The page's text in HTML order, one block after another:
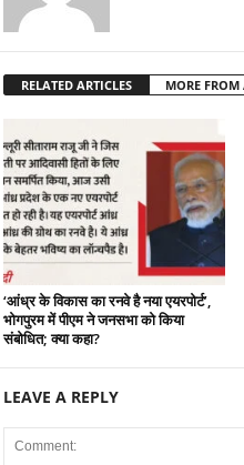
RELATED ARTICLES MORE FROM
‘आंध्र के विकास का रनवे है नया एयरपोर्ट’,
भोगपुरम में पीएम ने जनसभा को किया
संबोधित; क्या कहा?
LEAVE A REPLY